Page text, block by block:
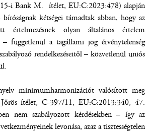
i Bank M. ítélet, EU:C:2023:478) alapján
bíróságnak kétségei támadtak abban, hogy az
értelmezésnek olyan általános értelem
függetlenül a tagállami jog érvénytelenség
rendelkezéseitől – közvetlenül uniós
minimumharmonizációt valósított meg
ítélet, C-397/11, EU:C:2013:340, 47.
nem szabályozott kérdésekben – így az
levonása, azaz a tisztességtelen